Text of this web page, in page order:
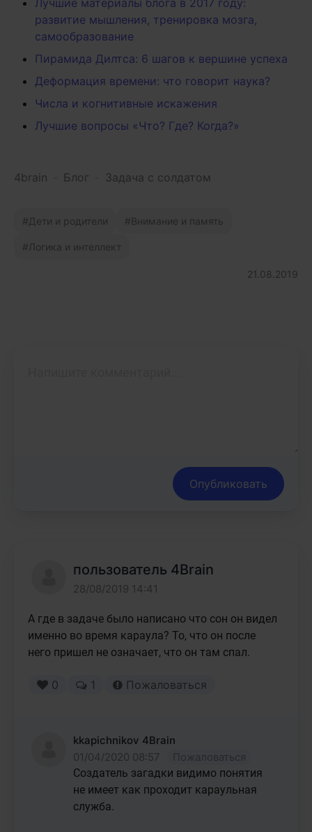
Лучшие материалы блога в 2017 году:
развитие мышления, тренировка мозга,
самообразование
Пирамида Дилтса: 6 шагов к вершине успеха
Деформация времени: что говорит наука?
Числа и когнитивные искажения
Лучшие вопросы «Что? Где? Когда?»
4brain Блог Задача с солдатом
Дети и родители Внимание и память
Логика и интеллект
21.08.2019
Опубликовать
пользователь 4Brain
28/08/2019 14:41
А где в задаче было написано что сон он видел
именно во время караула? То, что он после
него пришел не означает, что он там спал.
0 1 Пожаловаться
kkapichnikov 4Brain
01/04/2020 08:57
Пожаловаться
Создатель загадки видимо понятия
не имеет как проходит караульная
служба.